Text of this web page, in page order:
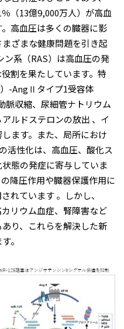
（13億9,000万人）が高血
高血圧は多くの臓器に影
ざまな健康問題を引き起
ン系（RAS）は高血圧の発
割を果たしています。特
-AngⅡタイプ1受容体
脈収縮、尿細管ナトリウム
ルドステロンの放出 、イ
ます。また、局所におけ
活性化は、高血圧、酸化ス
態の発症に寄与していま
降圧作用や臓器保護作用に
れています 。しかし、
リウム血症、腎障害など
り、これらを解決した新
。